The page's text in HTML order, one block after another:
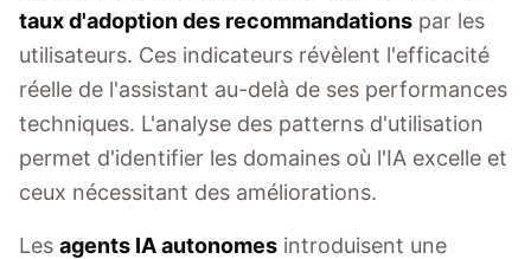
taux d'adoption des recommandations par les
utilisateurs. Ces indicateurs révèlent l'efficacité
réelle de l'assistant au-delà de ses performances
techniques. L'analyse des patterns d'utilisation
permet d'identifier les domaines où l'IA excelle et
ceux nécessitant des améliorations.
Les agents IA autonomes introduisent une